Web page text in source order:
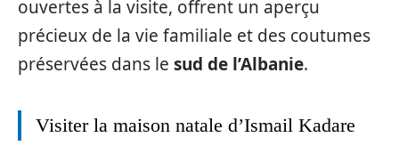
ouvertes à la visite, offrent un aperçu
précieux de la vie familiale et des coutumes
préservées dans le sud de l’Albanie.
Visiter la maison natale d’Ismail Kadare